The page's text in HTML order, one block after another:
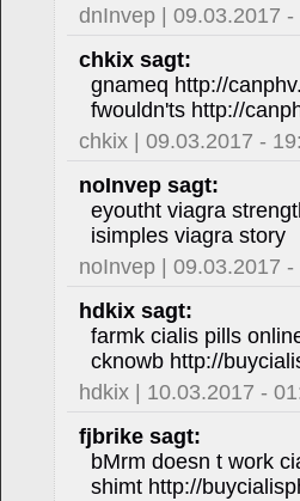
dnInvep | 09.03.2017 -
chkix sagt:
gnameq http://
fwouldn'ts http://
chkix | 09.03.2017 -
noInvep sagt:
eyoutht viagra
isimples viagra story
noInvep | 09.03.2017 -
hdkix sagt:
farmk cialis pills
cknowb http://
hdkix | 10.03.2017 -
fjbrike sagt:
bMrm doesn t work
shimt http://